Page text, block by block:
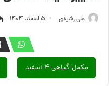
علی رشیدی ۵ اسفند ۱۴۰۴
مکمل-گیاهی-۴-اسفند